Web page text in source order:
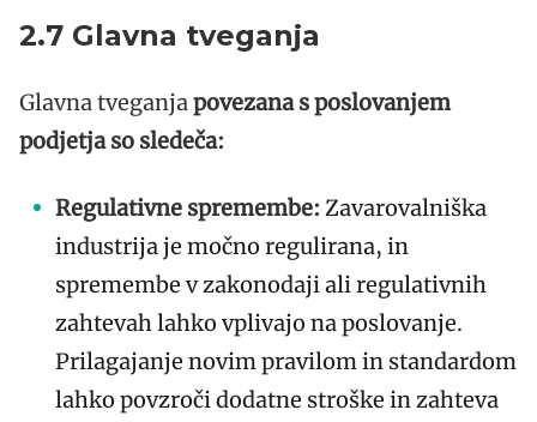
2.7 Glavna tveganja
Glavna tveganja povezana s poslovanjem
podjetja so sledeča:
Regulativne spremembe: Zavarovalniška
industrija je močno regulirana, in
spremembe v zakonodaji ali regulativnih
zahtevah lahko vplivajo na poslovanje.
Prilagajanje novim pravilom in standardom
lahko povzroči dodatne stroške in zahteva